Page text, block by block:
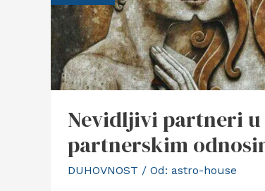
Nevidljivi partneri u
partnerskim
DUHOVNOST / Od: astro-house